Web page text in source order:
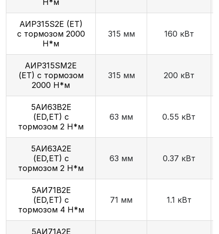
АИР315S2E (ET)
с тормозом 2000
Н*м
315 мм 160 кВт
АИР315SМ2E
(ET) с тормозом
2000 Н*м
315 мм 200 кВт
5АИ63В2E
(ED,ET) с
тормозом 2 Н*м
63 мм 0.55 кВт
5АИ63А2E
(ED,ET) с
тормозом 2 Н*м
63 мм 0.37 кВт
5АИ71В2E
(ED,ET) с
тормозом 4 Н*м
71 мм 1.1 кВт
5АИ71А2E